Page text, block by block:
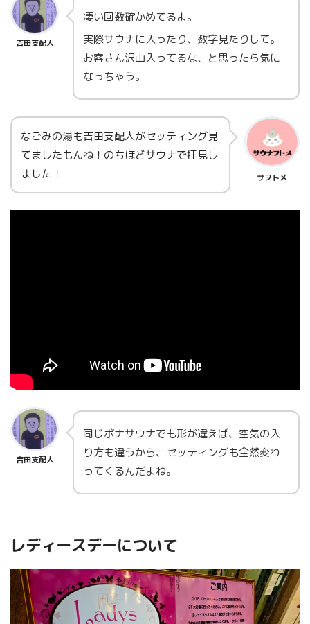
吉田支配人
凄い回数確かめてるよ。
実際サウナに入ったり、数字見たりして。
お客さん沢山入ってるな、と思ったら気に
なっちゃう。
なごみの湯も吉田支配人がセッティング見
てましたもんね！のちほどサウナで拝見し
ました！
サヲトメ
吉田支配人
同じボナサウナでも形が違えば、空気の入
り方も違うから、セッティングも全然変わ
ってくるんだよね。
レディースデーについて